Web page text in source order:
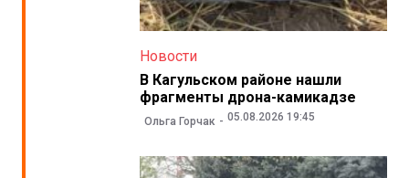
Новости
В Кагульском районе нашли
фрагменты дрона-камикадзе
Ольга Горчак 05.08.2026 19:45